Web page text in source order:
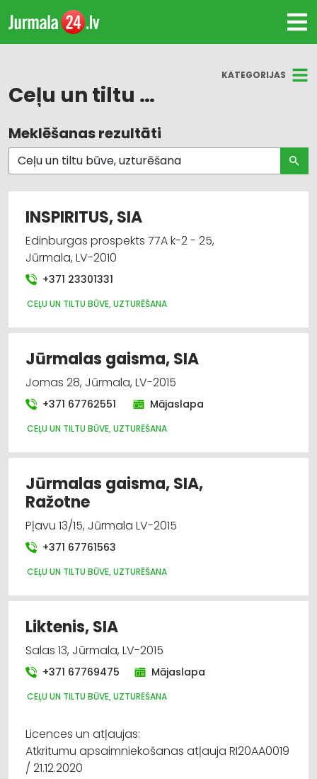
KATEGORIJAS
Ceļu un tiltu būve, uzturēšana
Visas nozares
Ceļu un tiltu būve, uzturēšana
Apdares darbi
Būvmateriālu, būvkonstrukciju ražošana
Būvmateriālu, būvkonstrukciju tirdzniecība
Būvmateriālu, būvkonstrukciju
vairumtirdzniecība
Būvuzraudzība, būvvaldes
Elektromontāža, elektroinstalācija
Jumtu segumi
Siltumizolācijas darbi
Meklēšanas rezultāti
INSPIRITUS, SIA
Edinburgas prospekts 77A k-2 - 25,
Jūrmala, LV-2010
+371 23301331
CEĻU UN TILTU BŪVE, UZTURĒŠANA
Jūrmalas gaisma, SIA
Jomas 28, Jūrmala, LV-2015
+371 67762551 Mājaslapa
CEĻU UN TILTU BŪVE, UZTURĒŠANA
Jūrmalas gaisma, SIA,
Ražotne
Pļavu 13/15, Jūrmala LV-2015
+371 67761563
CEĻU UN TILTU BŪVE, UZTURĒŠANA
Liktenis, SIA
Salas 13, Jūrmala, LV-2015
+371 67769475 Mājaslapa
CEĻU UN TILTU BŪVE, UZTURĒŠANA
Licences un atļaujas:
Atkritumu apsaimniekošanas atļauja RI20AA0019
/ 21.12.2020